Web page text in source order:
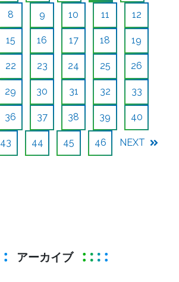
8 9 10 11 12
15 16 17 18 19
22 23 24 25 26
29 30 31 32 33
36 37 38 39 40
43 44 45 46 NEXT
アーカイブ